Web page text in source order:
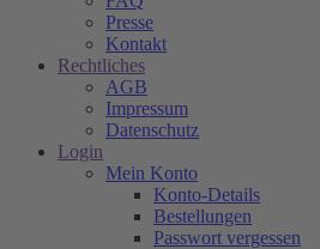
Presse
Kontakt
Rechtliches
AGB
Impressum
Datenschutz
Login
Mein Konto
Konto-Details
Bestellungen
Passwort vergessen